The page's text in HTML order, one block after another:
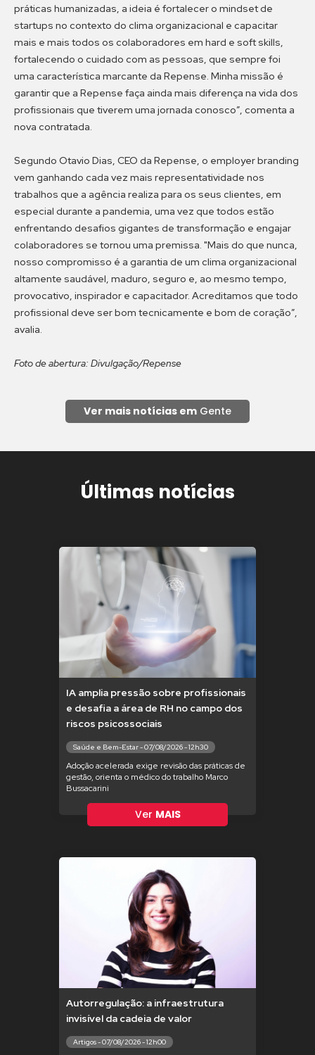
práticas humanizadas, a ideia é fortalecer o mindset de
startups no contexto do clima organizacional e capacitar
mais e mais todos os colaboradores em hard e soft skills,
fortalecendo o cuidado com as pessoas, que sempre foi
uma característica marcante da Repense. Minha missão é
garantir que a Repense faça ainda mais diferença na vida dos
profissionais que tiverem uma jornada conosco”, comenta a
nova contratada.
Segundo Otavio Dias, CEO da Repense, o employer branding
vem ganhando cada vez mais representatividade nos
trabalhos que a agência realiza para os seus clientes, em
especial durante a pandemia, uma vez que todos estão
enfrentando desafios gigantes de transformação e engajar
colaboradores se tornou uma premissa. "Mais do que nunca,
nosso compromisso é a garantia de um clima organizacional
altamente saudável, maduro, seguro e, ao mesmo tempo,
provocativo, inspirador e capacitador. Acreditamos que todo
profissional deve ser bom tecnicamente e bom de coração”,
avalia.
Foto de abertura: Divulgação/Repense
Ver mais notícias em Gente
Últimas notícias
IA amplia pressão sobre profissionais
e desafia a área de RH no campo dos
riscos psicossociais
Saúde e Bem-Estar - 07/08/2026 - 12h30
Adoção acelerada exige revisão das práticas de
gestão, orienta o médico do trabalho Marco
Bussacarini
Ver MAIS
Autorregulação: a infraestrutura
invisível da cadeia de valor
Artigos - 07/08/2026 - 12h00